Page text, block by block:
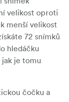
velikost oproti
menší velikost
72 snímků
hledáčku
je tomu
čočku a